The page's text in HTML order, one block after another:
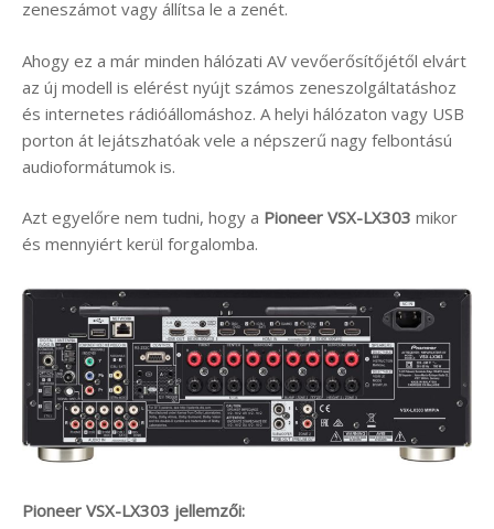
zeneszámot vagy állítsa le a zenét.
Ahogy ez a már minden hálózati AV vevőerősítőjétől elvárt
az új modell is elérést nyújt számos zeneszolgáltatáshoz
és internetes rádióállomáshoz. A helyi hálózaton vagy USB
porton át lejátszhatóak vele a népszerű nagy felbontású
audioformátumok is.
Azt egyelőre nem tudni, hogy a Pioneer VSX-LX303 mikor
és mennyiért kerül forgalomba.
Pioneer VSX-LX303 jellemzői: